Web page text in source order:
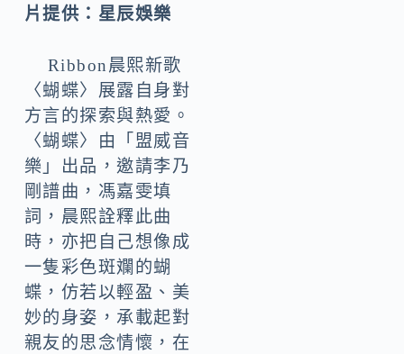
片提供：星辰娛樂
Ribbon晨熙新歌
〈蝴蝶〉展露自身對
方言的探索與熱愛。
〈蝴蝶〉由「盟威音
樂」出品，邀請李乃
剛譜曲，馮嘉雯填
詞，晨熙詮釋此曲
時，亦把自己想像成
一隻彩色斑斕的蝴
蝶，仿若以輕盈、美
妙的身姿，承載起對
親友的思念情懷，在